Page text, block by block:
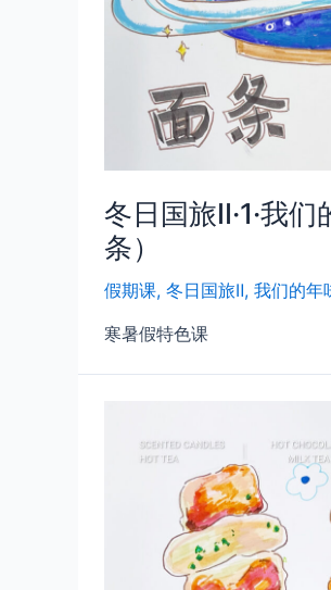
冬日国旅Ⅱ·1·我
条）
假期课, 冬日国旅Ⅱ, 我们的年
寒暑假特色课